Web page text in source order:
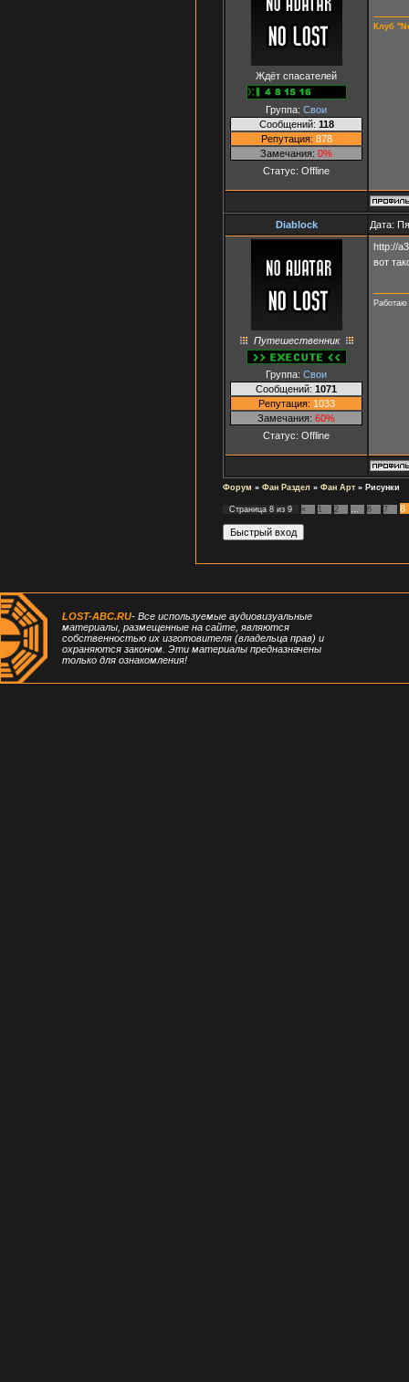
Ждёт спасателей
Группа: Свои
Сообщений: 118
Репутация: 878
Замечания: 0%
Статус: Offline
Клуб
Diablock Дата:
Путешественник
Группа: Свои
Сообщений: 1071
Репутация: 1033
Замечания: 60%
Статус: Offline
http://
вот
Форум » Фан Раздел » Фан Арт » Рисунки
Страница 8 из 9 « 1 2 6 7 8
LOST-ABC.RU- Все используемые аудиовизуальные
материалы, размещенные на сайте, являются
собственностью их изготовителя (владельца прав) и
охраняются законом. Эти материалы предназначены
только для ознакомления!